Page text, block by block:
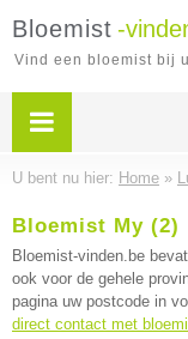
Bloemist -
Vind een bloemist bij
U bent nu hier: Home »
Bloemist My (2)
Bloemist-vinden.be
ook voor de gehele
pagina uw postcode in
direct contact met